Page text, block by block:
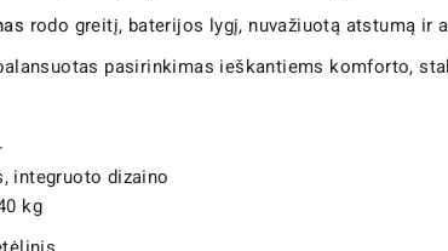
rodo greitį, baterijos lygį, nuvažiuotą atstumą ir
pasirinkimas ieškantiems komforto,
integruoto dizaino
kg